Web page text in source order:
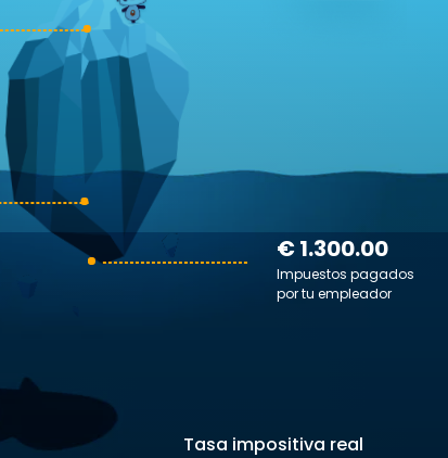
€ 1.300.00
Impuestos pagados
por tu empleador
Tasa impositiva real